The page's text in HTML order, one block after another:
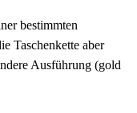
bestimmten
Taschenkette aber
Ausführung (gold